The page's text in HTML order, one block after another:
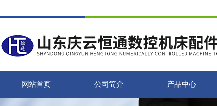
网站首页 公司简介 产品中心